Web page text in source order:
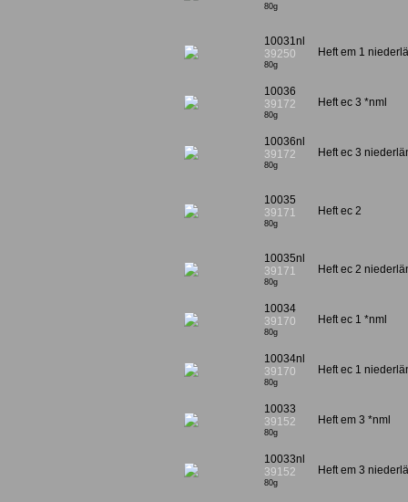
80g
10031nl
39250
80g
Heft em 1
10036
39172
80g
Heft ec 3 *nml
10036nl
39172
80g
Heft ec 3
10035
39171
80g
Heft ec 2
10035nl
39171
80g
Heft ec 2
10034
39170
80g
Heft ec 1 *nml
10034nl
39170
80g
Heft ec 1
10033
39152
80g
Heft em 3 *nml
10033nl
39152
80g
Heft em 3